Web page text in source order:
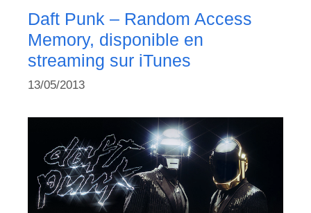
Daft Punk – Random Access
Memory, disponible en
streaming sur iTunes
13/05/2013